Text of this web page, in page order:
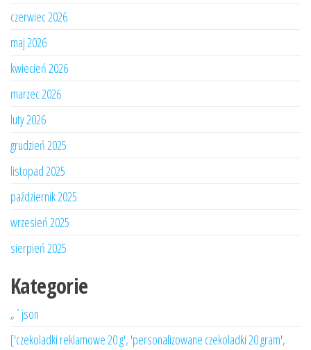
czerwiec 2026
maj 2026
kwiecień 2026
marzec 2026
luty 2026
grudzień 2025
listopad 2025
październik 2025
wrzesień 2025
sierpień 2025
Kategorie
„`json
['czekoladki reklamowe 20 g', 'personalizowane czekoladki 20 gram',